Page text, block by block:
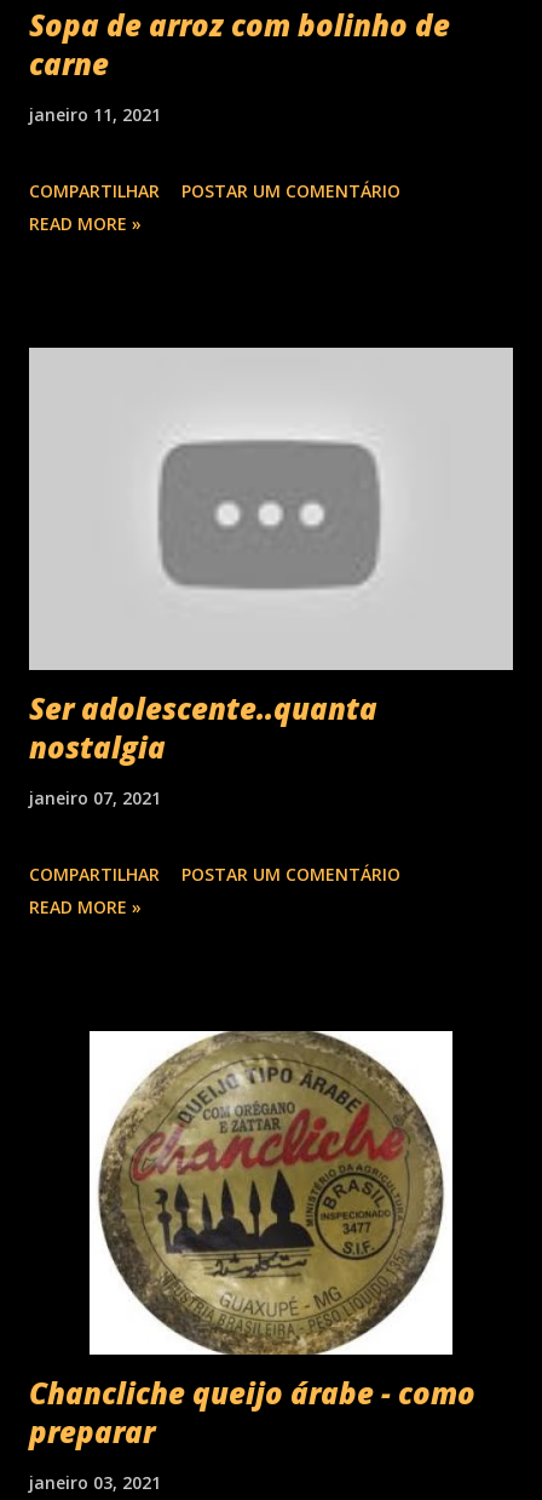
Sopa de arroz com bolinho de
carne
janeiro 11, 2021
COMPARTILHAR
POSTAR UM COMENTÁRIO
READ MORE »
Ser adolescente..quanta
nostalgia
janeiro 07, 2021
COMPARTILHAR
POSTAR UM COMENTÁRIO
READ MORE »
Chancliche queijo árabe - como
preparar
janeiro 03, 2021